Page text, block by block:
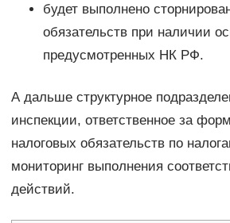
будет выполнено
обязательств при наличии
предусмотренных НК РФ.
А дальше структурное
инспекции, ответственное за
налоговых обязательств по
мониторинг выполнения
действий.